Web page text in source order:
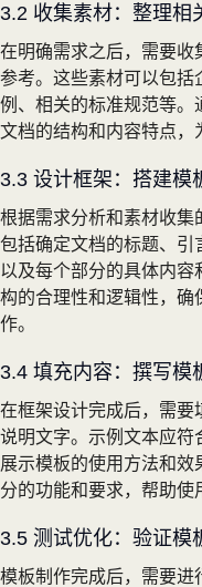
3.2 收集素材：整理相
在明确需求之后，需要收
参考。这些素材可以包括
例、相关的标准规范等。
文档的结构和内容特点，
3.3 设计框架：搭建模
根据需求分析和素材收集
包括确定文档的标题、引
以及每个部分的具体内容
构的合理性和逻辑性，确
作。
3.4 填充内容：撰写模
在框架设计完成后，需要
说明文字。示例文本应符
展示模板的使用方法和效
分的功能和要求，帮助使
3.5 测试优化：验证模
模板制作完成后，需要进